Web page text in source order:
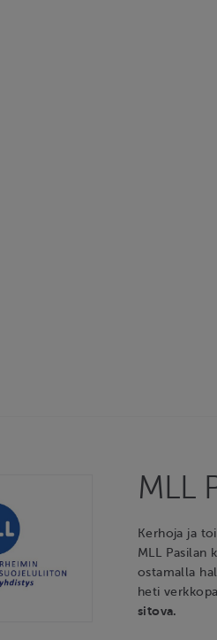
MLL
Kerhoja ja
MLL Pasilan
ostamalla
heti
sitova.